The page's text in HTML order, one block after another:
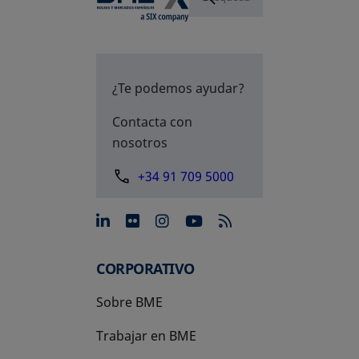
¿Te podemos ayudar?
Contacta con
nosotros
+34 91 709 5000
se abre en una pestaña
se abre en una pestaña
se abre en una
se abre en una
CORPORATIVO
Sobre BME
Trabajar en BME